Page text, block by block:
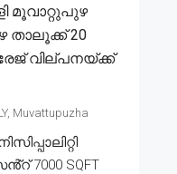
മൂവാറ്റുപുഴ
താലൂക്ക് 20
വില്പനയ്ക്ക്
Muvattupuzha
7000 SQFT